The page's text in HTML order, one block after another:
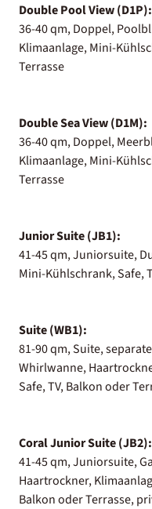
Double Pool View (D1P):
36-40 qm, Doppel,
Klimaanlage, Mini-
Terrasse
Double Sea View (D1M):
36-40 qm, Doppel,
Klimaanlage, Mini-
Terrasse
Junior Suite (JB1):
41-45 qm, Juniorsuite,
Mini-Kühlschrank, Safe,
Suite (WB1):
81-90 qm, Suite,
Whirlwanne,
Safe, TV, Balkon oder
Coral Junior Suite (JB2):
41-45 qm, Juniorsuite,
Haartrockner,
Balkon oder Terrasse,